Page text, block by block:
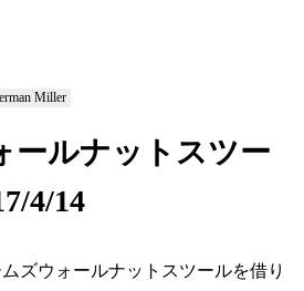
Miller
ールナットスツー
4/14
ズウォールナットスツールを借り